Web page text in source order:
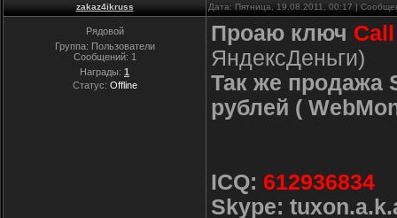
zakaz4ikruss Дата: Пятница, 19.08.2011, 00:17 |
Рядовой
Группа: Пользователи
Сообщений: 1
Награды: 1
Статус: Offline
Проаю ключ
ЯндексДеньги)
Так же продажа
рублей (
ICQ: 612936834
Skype: